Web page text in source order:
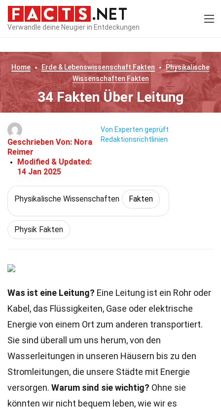
Verwandle deine Neugier in Entdeckungen
Home Erde & Lebenswissenschaft Fakten
Physikalische
Wissenschaften Fakten
34 Fakten Über Leitung
Geschrieben Von: Nora
Reimer
Modified & Updated:
14 Jan 2025
Von Experten geprüft
Redaktionsrichtlinien
Physikalische Wissenschaften Fakten
Physik Fakten
Was ist eine Leitung? Eine Leitung ist ein Rohr oder
Kabel, das Flüssigkeiten, Gase oder elektrische
Energie von einem Ort zum anderen transportiert.
Sie sind überall um uns herum, von den
Wasserleitungen in unseren Häusern bis zu den
Stromleitungen, die unsere Städte mit Energie
versorgen. Warum sind sie wichtig? Ohne sie
könnten wir nicht bequem leben, wie wir es